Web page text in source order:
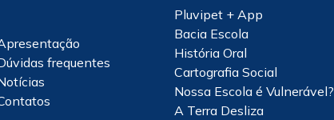
frequentes
Pluvipet + App
Bacia Escola
História Oral
Cartografia Social
Nossa Escola é Vulnerável?
A Terra Desliza